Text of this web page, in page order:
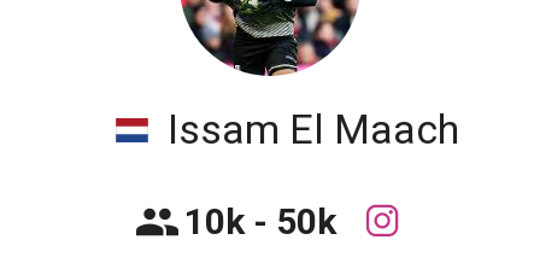
Issam El Maach
10k - 50k